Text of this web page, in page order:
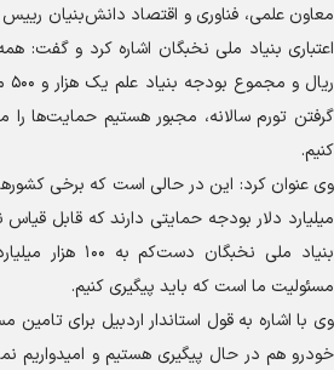
معاون علمی، فناوری و اقتصاد دانش‌بنیان
اعتباری بنیاد ملی نخبگان اشاره کرد و گفت:
گرفتن تورم سالانه، مجبور هستیم حمایت‌ها
کنیم.
میلیارد دلار بودجه حمایتی دارند که قابل
بنیاد ملی نخبگان
مسئولیت ما است که باید پیگیری کنیم.
وی با اشاره به قول استاندار اردبیل برای
خودرو هم در حال پیگیری هستیم و امیدواریم